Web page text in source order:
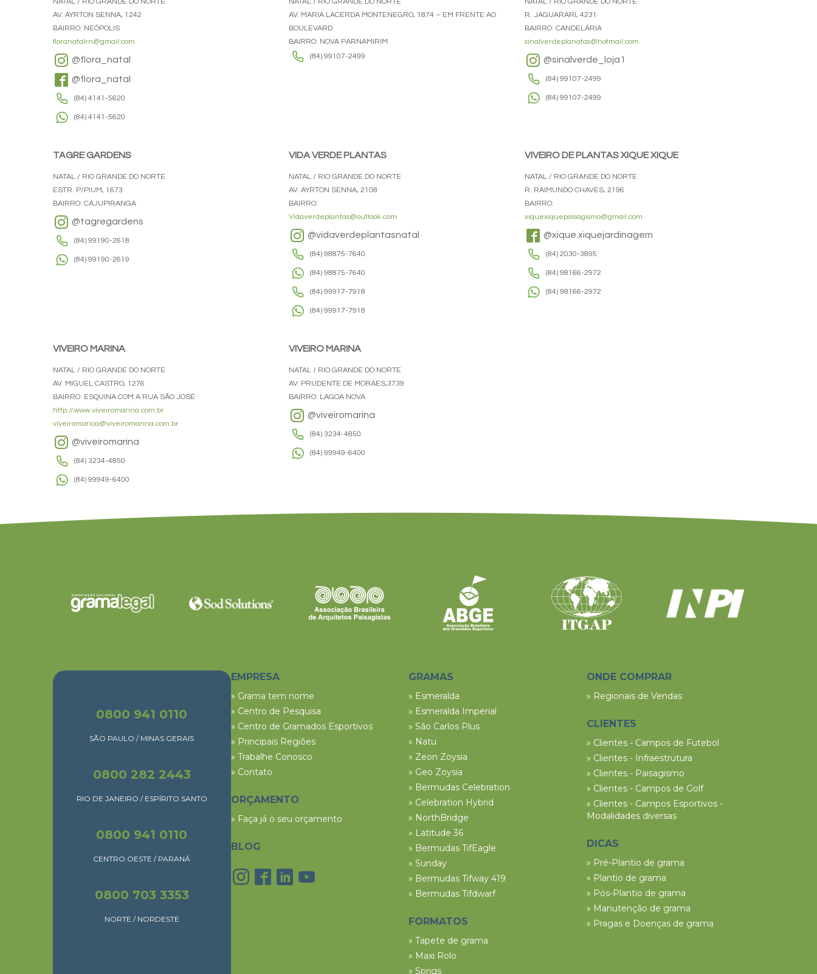
AV. AYRTON SENNA, 1242
BAIRRO: NEÓPOLIS
floranatalrn@gmail.com
@flora_natal
@flora_natal
(84) 4141-5620
(84) 4141-5620
AV. MARIA LACERDA MONTENEGRO, 1874 – EM FRENTE AO
BOULEVARD
BAIRRO: NOVA PARNAMIRIM
(84) 99107-2499
R. JAGUARARI, 4231
BAIRRO: CANDELÁRIA
sinalverdeplanatas@hotmail.com
@sinalverde_loja1
(84) 99107-2499
(84) 99107-2499
TAGRE GARDENS
NATAL / RIO GRANDE DO NORTE
ESTR. P/PIUM, 1673
BAIRRO: CAJUPIRANGA
@tagregardens
(84) 99190-2618
(84) 99190-2619
VIDA VERDE PLANTAS
NATAL / RIO GRANDE DO NORTE
AV. AYRTON SENNA, 2108
BAIRRO:
Vidaverdeplantas@outlook.com
@vidaverdeplantasnatal
(84) 98875-7640
(84) 98875-7640
(84) 99917-7918
(84) 99917-7918
VIVEIRO DE PLANTAS XIQUE XIQUE
NATAL / RIO GRANDE DO NORTE
R. RAIMUNDO CHAVES, 2196
BAIRRO:
xiquexiquepaisagismo@gmail.com
@xique.xiquejardinagem
(84) 2030-3895
(84) 98166-2972
(84) 98166-2972
VIVEIRO MARINA
NATAL / RIO GRANDE DO NORTE
AV. MIGUEL CASTRO, 1276
BAIRRO: ESQUINA COM A RUA SÃO JOSÉ
http://www.viveiromarina.com.br
viveiromarica@viveiromarina.com.br
@viveiromarina
(84) 3234-4850
(84) 99949-6400
VIVEIRO MARINA
NATAL / RIO GRANDE DO NORTE
AV. PRUDENTE DE MORAES,3739
BAIRRO: LAGOA NOVA
@viveiromarina
(84) 3234-4850
(84) 99949-6400
0800 941 0110
SÃO PAULO / MINAS GERAIS
0800 282 2443
RIO DE JANEIRO / ESPÍRITO SANTO
0800 941 0110
CENTRO OESTE / PARANÁ
0800 703 3353
NORTE / NORDESTE
EMPRESA
» Grama tem nome
» Centro de Pesquisa
» Centro de Gramados Esportivos
» Principais Regiões
» Trabalhe Conosco
» Contato
ORÇAMENTO
» Faça já o seu orçamento
BLOG
GRAMAS
» Esmeralda
» Esmeralda Imperial
» São Carlos Plus
» Natu
» Zeon Zoysia
» Geo Zoysia
» Bermudas Celebration
» Celebration Hybrid
» NorthBridge
» Latitude 36
» Bermudas TifEagle
» Sunday
» Bermudas Tifway 419
» Bermudas Tifdwarf
FORMATOS
» Tapete de grama
» Maxi Rolo
» Sprigs
ONDE COMPRAR
» Regionais de Vendas
CLIENTES
» Clientes - Campos de Futebol
» Clientes - Infraestrutura
» Clientes - Paisagismo
» Clientes - Campos de Golf
» Clientes - Campos Esportivos -
Modalidades diversas
DICAS
» Pré-Plantio de grama
» Plantio de grama
» Pós-Plantio de grama
» Manutenção de grama
» Pragas e Doenças de grama